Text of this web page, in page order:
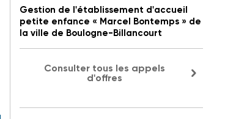
Gestion de l'établissement d'accueil
petite enfance « Marcel Bontemps » de
la ville de Boulogne-Billancourt
Consulter tous les appels
d'offres